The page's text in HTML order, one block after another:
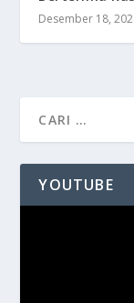
Desember 18,
YOUTUBE